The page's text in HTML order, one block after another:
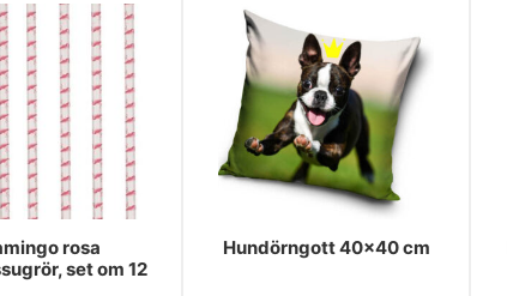
rosa
set om 12
Hundörngott 40x40 cm